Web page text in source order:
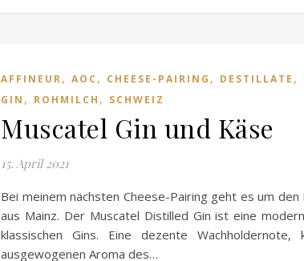
AFFINEUR, AOC , CHEESE-PAIRING , DESTILLATE ,
GIN , ROHMILCH , SCHWEIZ
Muscatel Gin und Käse
15. April 2021
Bei meinem nächsten Cheese-Pairing geht es um den
aus Mainz. Der Muscatel Distilled Gin ist eine
klassischen Gins. Eine dezente
ausgewogenen Aroma des…